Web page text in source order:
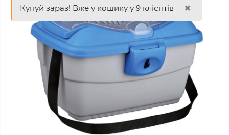
Купуй зараз! Вже у кошику у 9 клієнтів ×